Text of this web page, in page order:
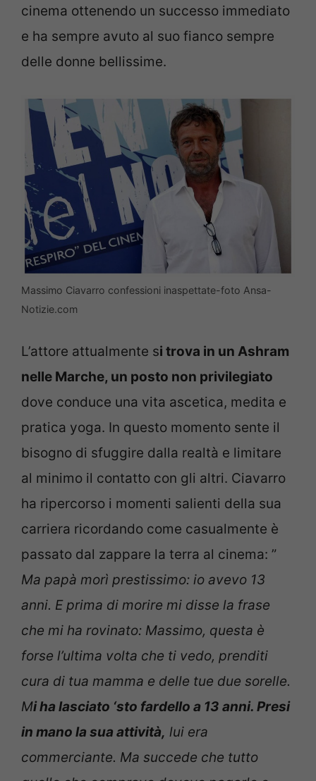
cinema ottenendo un successo immediato
e ha sempre avuto al suo fianco sempre
delle donne bellissime.
Massimo Ciavarro confessioni inaspettate-foto Ansa-
Notizie.com
L’attore attualmente si trova in un Ashram
nelle Marche, un posto non privilegiato
dove conduce una vita ascetica, medita e
pratica yoga. In questo momento sente il
bisogno di sfuggire dalla realtà e limitare
al minimo il contatto con gli altri. Ciavarro
ha ripercorso i momenti salienti della sua
carriera ricordando come casualmente è
passato dal zappare la terra al cinema: ”
Ma papà morì prestissimo: io avevo 13
anni. E prima di morire mi disse la frase
che mi ha rovinato: Massimo, questa è
forse l’ultima volta che ti vedo, prenditi
cura di tua mamma e delle tue due sorelle.
Mi ha lasciato ‘sto fardello a 13 anni. Presi
in mano la sua attività, lui era
commerciante. Ma succede che tutto